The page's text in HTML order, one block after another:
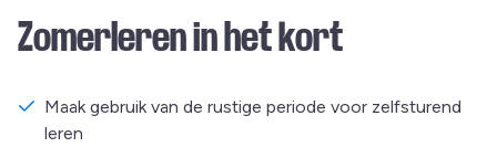
Zomerleren in het kort
Maak gebruik van de rustige periode voor zelfsturend
leren